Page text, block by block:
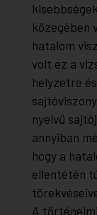
közegében
hatalom
volt ez a
helyzetre
nyelvű
annyiban
hogy a
ellentétén
A